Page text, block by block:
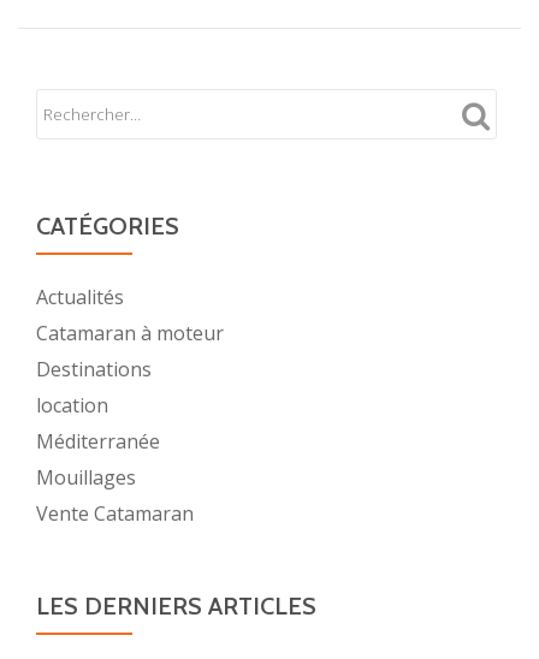
CATÉGORIES
Actualités
Catamaran à moteur
Destinations
location
Méditerranée
Mouillages
Vente Catamaran
LES DERNIERS ARTICLES